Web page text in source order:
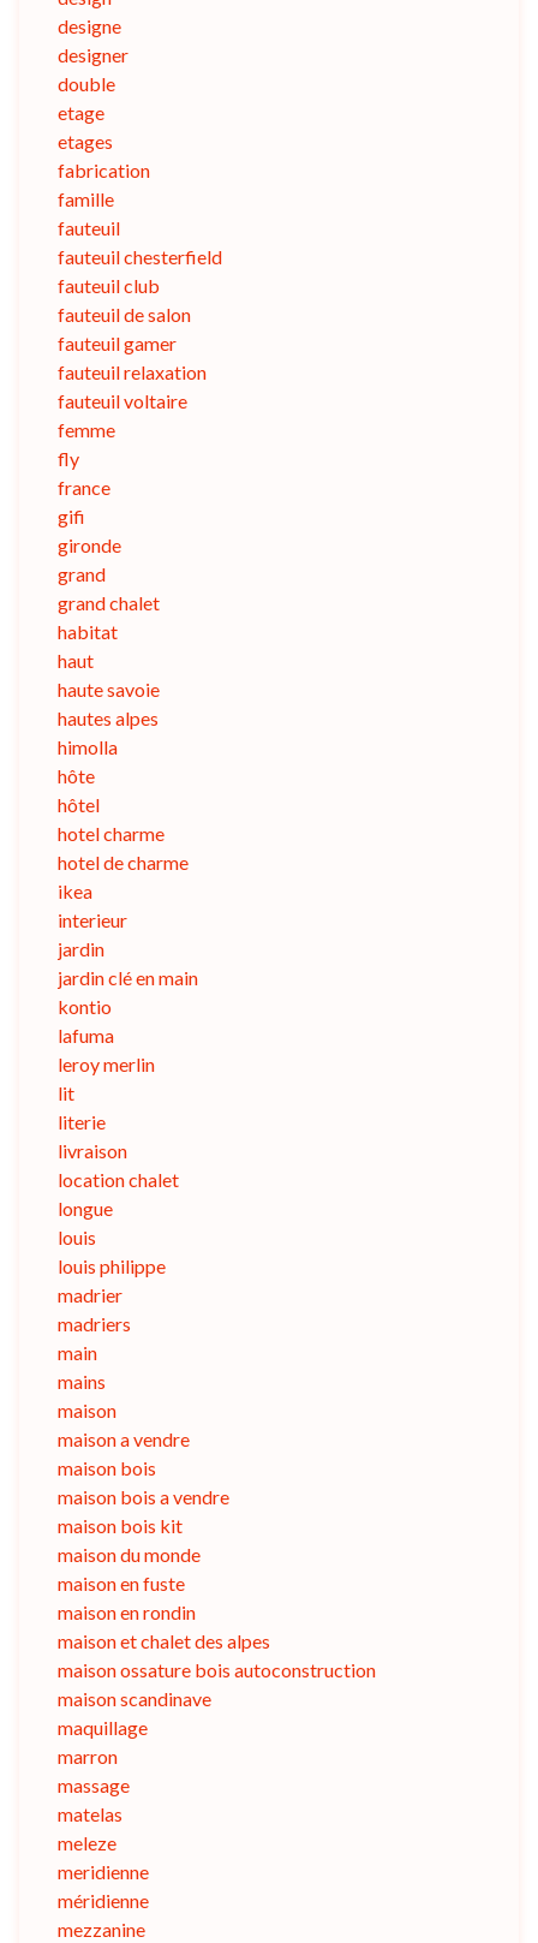
designe
designer
double
etage
etages
fabrication
famille
fauteuil
fauteuil chesterfield
fauteuil club
fauteuil de salon
fauteuil gamer
fauteuil relaxation
fauteuil voltaire
femme
fly
france
gifi
gironde
grand
grand chalet
habitat
haut
haute savoie
hautes alpes
himolla
hôte
hôtel
hotel charme
hotel de charme
ikea
interieur
jardin
jardin clé en main
kontio
lafuma
leroy merlin
lit
literie
livraison
location chalet
longue
louis
louis philippe
madrier
madriers
main
mains
maison
maison a vendre
maison bois
maison bois a vendre
maison bois kit
maison du monde
maison en fuste
maison en rondin
maison et chalet des alpes
maison ossature bois autoconstruction
maison scandinave
maquillage
marron
massage
matelas
meleze
meridienne
méridienne
mezzanine